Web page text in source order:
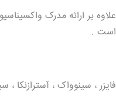
علاوه بر ارائه مدرک
است .
فایزر ، سینوواک ، آسترازنکا ،